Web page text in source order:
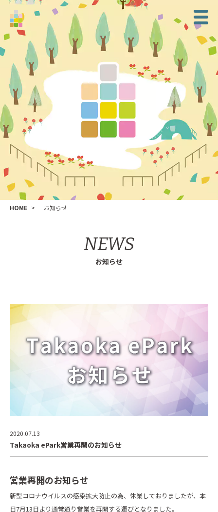
HOME お知らせ
NEWS
お知らせ
2020.07.13
Takaoka ePark営業再開のお知らせ
営業再開のお知らせ
新型コロナウイルスの感染拡大防止の為、休業しておりましたが、本
日7月13日より通常通り営業を再開する運びとなりました。